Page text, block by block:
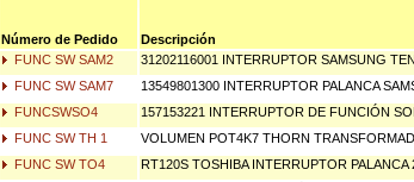
Número de Pedido Descripción
FUNC SW SAM2
31202116001 INTERRUPTOR SAMSUNG
FUNC SW SAM7
13549801300 INTERRUPTOR PALANCA
FUNCSWSO4
157153221 INTERRUPTOR DE FUNCIÓN
FUNC SW TH 1
VOLUMEN POT4K7 THORN
FUNC SW TO4
RT120S TOSHIBA INTERRUPTOR PALANCA